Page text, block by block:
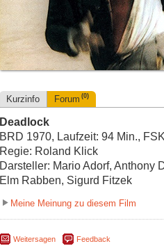
Kurzinfo Forum (0)
Deadlock
BRD 1970, Laufzeit: 94 Min.,
Regie: Roland Klick
Darsteller: Mario Adorf, Anthony
Elm Rabben, Sigurd Fitzek
Meine Meinung zu diesem Film
Weitersagen Feedback